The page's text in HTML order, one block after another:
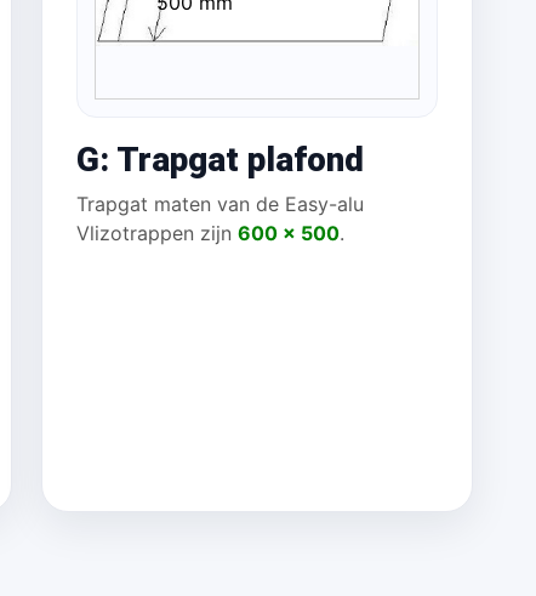
G: Trapgat plafond
Trapgat maten van de Easy-alu
Vlizotrappen zijn 600 x 500.